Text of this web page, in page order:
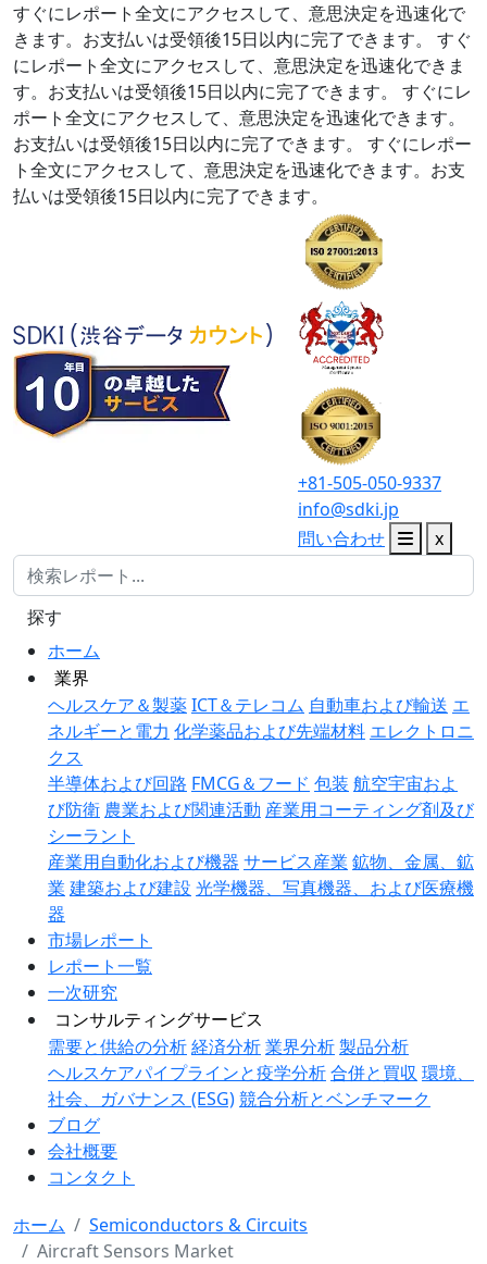
すぐにレポート全文にアクセスして、意思決定を迅速化で
きます。お支払いは受領後15日以内に完了できます。
すぐ
にレポート全文にアクセスして、意思決定を迅速化できま
す。お支払いは受領後15日以内に完了できます。
すぐにレ
ポート全文にアクセスして、意思決定を迅速化できます。
お支払いは受領後15日以内に完了できます。
すぐにレポー
ト全文にアクセスして、意思決定を迅速化できます。お支
払いは受領後15日以内に完了できます。
+81-505-050-9337
info@sdki.jp
問い合わせ
x
ホーム
業界
ヘルスケア＆製薬ICT＆テレコム 自動車および輸送 エ
ネルギーと電力 化学薬品および先端材料 エレクトロニ
クス
半導体および回路 FMCG＆フード 包装 航空宇宙およ
び防衛 農業および関連活動 産業用コーティング剤及び
シーラント
産業用自動化および機器 サービス産業 鉱物、金属、鉱
業 建築および建設 光学機器、写真機器、および医療機
器
市場レポート
レポート一覧
一次研究
コンサルティングサービス
需要と供給の分析経済分析業界分析製品分析
ヘルスケアパイプラインと疫学分析合併と買収 環境、
社会、ガバナンス (ESG)競合分析とベンチマーク
ブログ
会社概要
コンタクト
探す
ホーム
Semiconductors & Circuits
Aircraft Sensors Market